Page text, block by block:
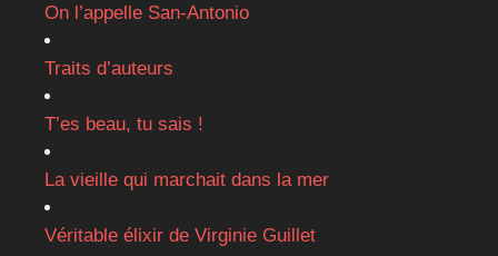
On l’appelle San-Antonio
Traits d’auteurs
T’es beau, tu sais !
La vieille qui marchait dans la mer
Véritable élixir de Virginie Guillet